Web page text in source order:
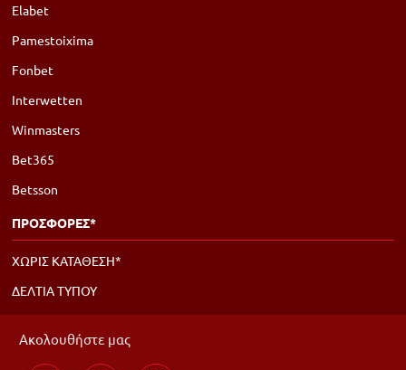
Elabet
Pamestoixima
Fonbet
Interwetten
Winmasters
Bet365
Betsson
ΠΡΟΣΦΟΡΕΣ*
ΧΩΡΙΣ ΚΑΤΑΘΕΣΗ*
ΔΕΛΤΙΑ ΤΥΠΟΥ
Ακολουθήστε μας